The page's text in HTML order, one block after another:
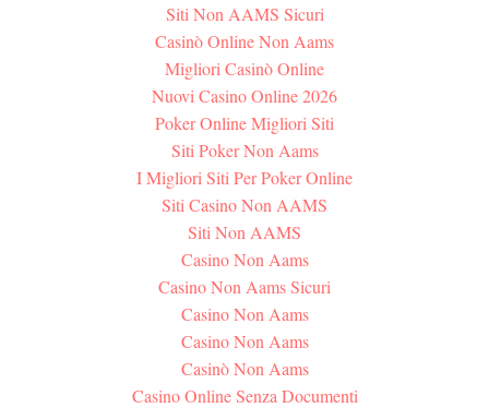
Siti Non AAMS Sicuri
Casinò Online Non Aams
Migliori Casinò Online
Nuovi Casino Online 2026
Poker Online Migliori Siti
Siti Poker Non Aams
I Migliori Siti Per Poker Online
Siti Casino Non AAMS
Siti Non AAMS
Casino Non Aams
Casino Non Aams Sicuri
Casino Non Aams
Casino Non Aams
Casinò Non Aams
Casino Online Senza Documenti